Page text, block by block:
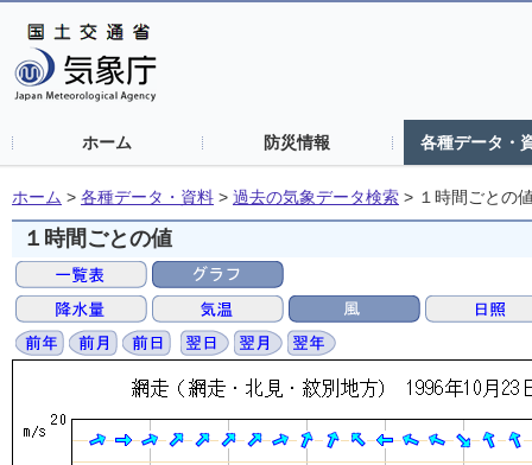
ホーム 防災情報 各種データ・
ホーム > 各種データ・資料 > 過去の気象データ検索 > １時間ごとの
１時間ごとの値